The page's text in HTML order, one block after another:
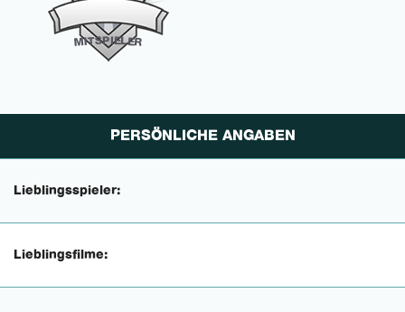
MITSPIELER
PERSÖNLICHE ANGABEN
Lieblingsspieler:
Lieblingsfilme: